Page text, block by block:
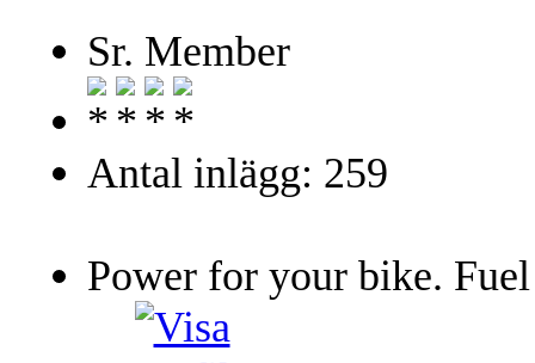
Sr. Member
Antal inlägg: 259
Power for your bike.